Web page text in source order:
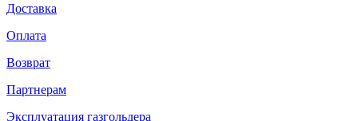
Доставка
Оплата
Возврат
Партнерам
Эксплуатация газгольдера